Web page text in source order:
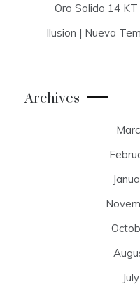
Oro Solido 14
Ilusion | Nueva
Archives